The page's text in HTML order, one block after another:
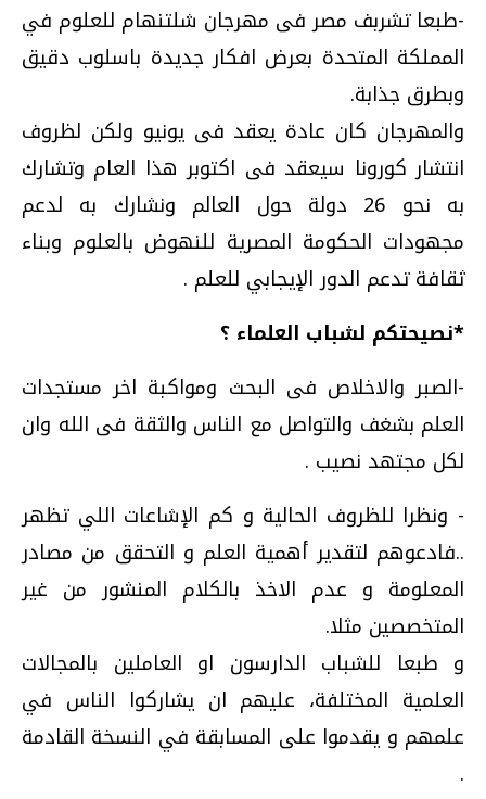
-طبعا تشربف مصر فى مهرجان شلتنهام للعلوم في
المملكة المتحدة بعرض افكار جديدة باسلوب دقيق
وبطرق جذابة.
والمهرجان كان عادة يعقد فى يونيو ولكن لظروف
انتشار كورونا سيعقد فى اكتوبر هذا العام وتشارك
به نحو 26 دولة حول العالم ونشارك به لدعم
مجهودات الحكومة المصرية للنهوض بالعلوم وبناء
ثقافة تدعم الدور الإيجابي للعلم .
*نصيحتكم لشباب العلماء ؟
-الصبر والاخلاص فى البحث ومواكبة اخر مستجدات
العلم بشغف والتواصل مع الناس والثقة فى الله وان
لكل مجتهد نصيب .
- ونظرا للظروف الحالية و كم الإشاعات اللي تظهر
..فادعوهم لتقدير أهمية العلم و التحقق من مصادر
المعلومة و عدم الاخذ بالكلام المنشور من غير
المتخصصين مثلا.
و طبعا للشباب الدارسون او العاملين بالمجالات
العلمية المختلفة، عليهم ان يشاركوا الناس في
علمهم و يقدموا على المسابقة في النسخة القادمة
.